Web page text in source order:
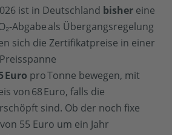
ist in Deutschland bisher eine
Abgabe als Übergangsregelung
sich die Zertifikatpreise in einer
Euro pro Tonne bewegen, mit
von 68 Euro, falls die
sind. Ob der noch fixe
55 Euro um ein Jahr